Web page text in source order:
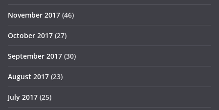
November 2017 (46)
October 2017 (27)
September 2017 (30)
August 2017 (23)
July 2017 (25)